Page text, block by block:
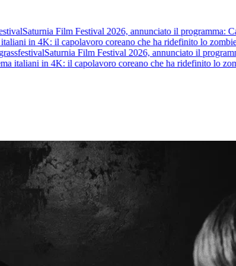
Saturnia Film Festival 2026, annunciato il programma:
in 4K: il capolavoro coreano che ha ridefinito lo zombie
festivalSaturnia Film Festival 2026, annunciato il
italiani in 4K: il capolavoro coreano che ha ridefinito lo